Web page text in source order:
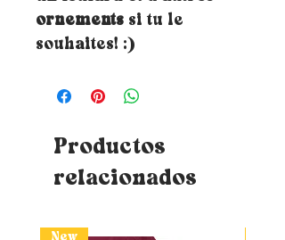
ornements si tu le
souhaites! :)
Productos
relacionados